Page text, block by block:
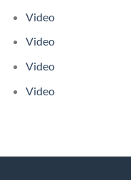
Video
Video
Video
Video